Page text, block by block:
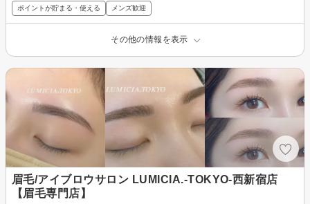
ポイントが貯まる・使える メンズ歓迎
その他の情報を表示
眉毛/アイブロウサロン LUMICIA.-TOKYO-西新宿店
【眉毛専門店】